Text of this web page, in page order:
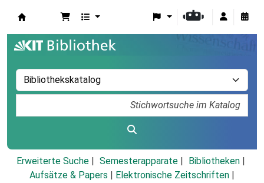
Erweiterte Suche Semesterapparate
Bibliotheken
Aufsätze & Papers
Elektronische Zeitschriften